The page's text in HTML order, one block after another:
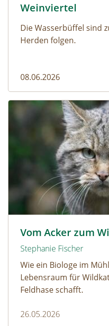
Weinviertel
Die Wasserbüffel sind
Herden folgen.
08.06.2026
Vom Acker zum
Stephanie Fischer
Wie ein Biologe im
Lebensraum für
Feldhase schafft.
26.05.2026
Vom Acker zum